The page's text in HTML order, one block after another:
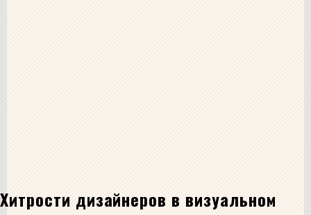
Хитрости дизайнеров в визуальном